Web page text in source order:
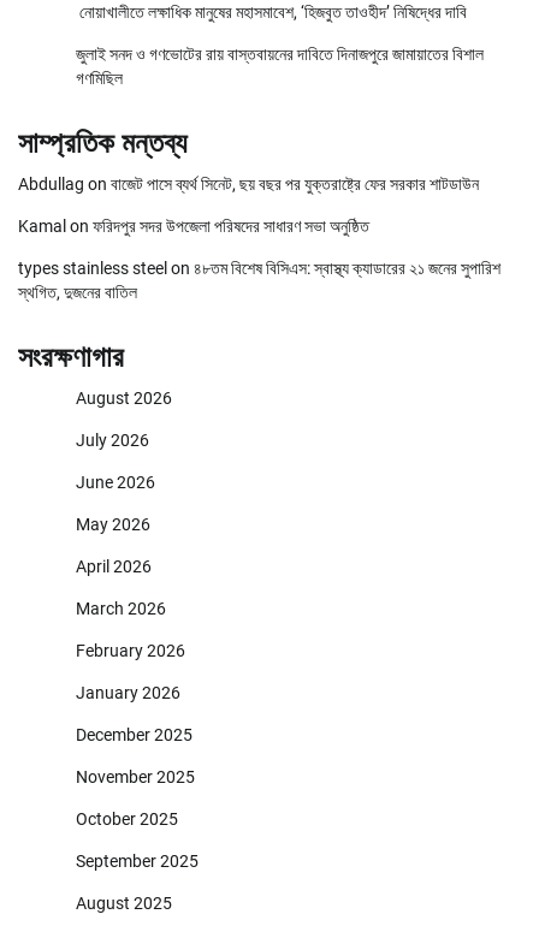
নোয়াখালীতে লক্ষাধিক মানুষের মহাসমাবেশ, ‘হিজবুত তাওহীদ’ নিষিদ্ধের দাবি
জুলাই সনদ ও গণভোটের রায় বাস্তবায়নের দাবিতে দিনাজপুরে জামায়াতের বিশাল
গণমিছিল
সাম্প্রতিক মন্তব্য
Abdullag on বাজেট পাসে ব্যর্থ সিনেট, ছয় বছর পর যুক্তরাষ্ট্রে ফের সরকার শাটডাউন
Kamalon ফরিদপুর সদর উপজেলা পরিষদের সাধারণ সভা অনুষ্ঠিত
types stainless steelon ৪৮তম বিশেষ বিসিএস: স্বাস্থ্য ক্যাডারের ২১ জনের সুপারিশ
স্থগিত, দুজনের বাতিল
সংরক্ষণাগার
August 2026
July 2026
June 2026
May 2026
April 2026
March 2026
February 2026
January 2026
December 2025
November 2025
October 2025
September 2025
August 2025